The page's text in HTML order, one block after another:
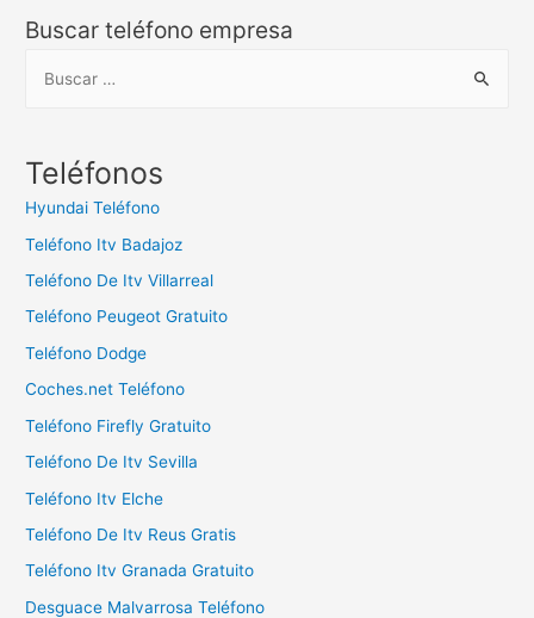
Buscar teléfono empresa
c
:
Teléfonos
Hyundai Teléfono
Teléfono Itv Badajoz
Teléfono De Itv Villarreal
Teléfono Peugeot Gratuito
Teléfono Dodge
Coches.net Teléfono
Teléfono Firefly Gratuito
Teléfono De Itv Sevilla
Teléfono Itv Elche
Teléfono De Itv Reus Gratis
Teléfono Itv Granada Gratuito
Desguace Malvarrosa Teléfono